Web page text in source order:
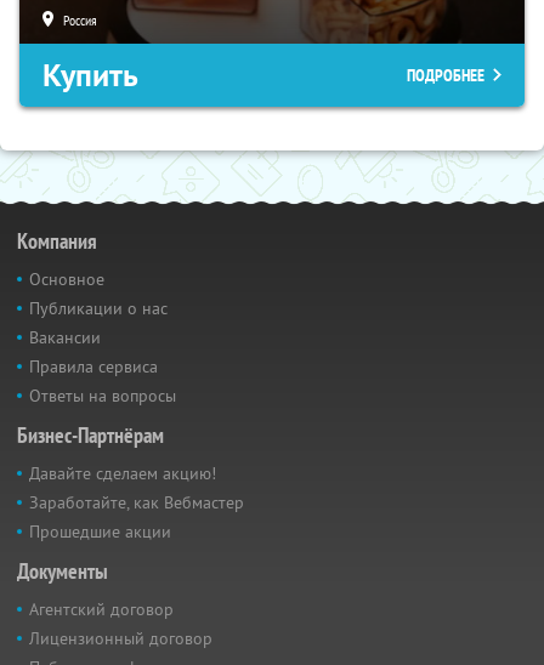
Россия
Купить ПОДРОБНЕЕ
Компания
Основное
Публикации о нас
Вакансии
Правила сервиса
Ответы на вопросы
Бизнес-Партнёрам
Давайте сделаем акцию!
Заработайте, как Вебмастер
Прошедшие акции
Документы
Агентский договор
Лицензионный договор